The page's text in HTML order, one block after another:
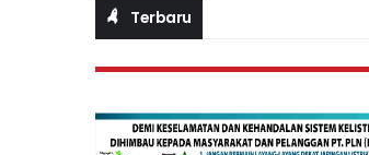
Terbaru